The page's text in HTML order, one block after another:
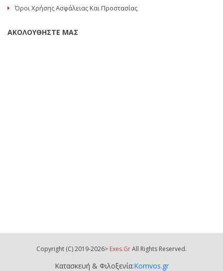
Όροι Χρήσης Ασφάλειας Και Προστασίας
ΑΚΟΛΟΥΘΗΣΤΕ ΜΑΣ
Copyright (C) 2019-2026> Exes.grAll Rights Reserved.
Κατασκευή & Φιλοξενία:Komvos.gr